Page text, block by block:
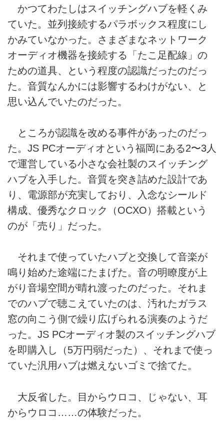
かつてわたしはスイッチングハブを軽くみ
ていた。並列接続するパラボックス程度にし
かみていなかった。さまざまなネットワーク
オーディオ機器を接続する「たこ足配線」の
ための道具、という程度の認識だったのだっ
た。音質なんかには影響するわけがない、と
思い込んでいたのだった。
ところが認識を改める事件があったのだっ
た。JS PCオーディオという福岡にある2〜3人
で運営している小さな会社製のスイッチング
ハブを入手した。音質を突き詰めた設計であ
り、電源部が充実しており、入念なシールド
構成、優秀なクロック（OCXO）搭載という
のが「売り」だった。
それまで使っていたハブと交換して音楽が
鳴り始めた途端にたまげた。音の明瞭度が上
がり音場空間が晴れ渡ったのだった。それま
でのハブで聴こえていたのは、汚れたガラス
窓の向こう側で繰り広げられる演奏のようだ
った。JS PCオーディオ製のスイッチングハブ
を即購入し（5万円弱だった）、それまで使っ
ていた汎用ハブは燃えないゴミで捨てた。
大反省した。目からウロコ、じゃない、耳
からウロコ……の体験だった。